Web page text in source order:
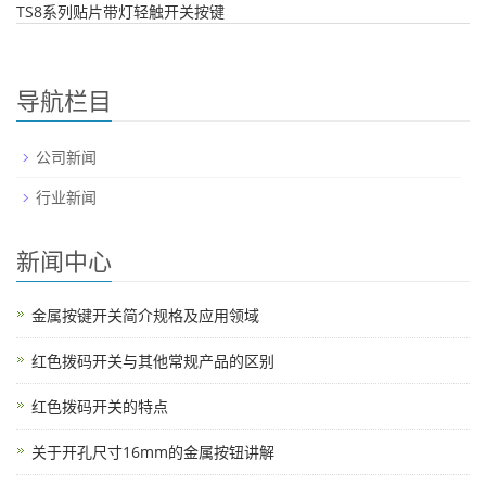
TS8系列贴片带灯轻触开关按键
导航栏目
公司新闻
行业新闻
新闻中心
金属按键开关简介规格及应用领域
红色拨码开关与其他常规产品的区别
红色拨码开关的特点
关于开孔尺寸16mm的金属按钮讲解